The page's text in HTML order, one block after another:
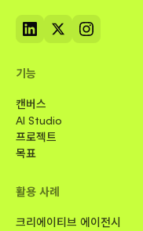
기능
캔버스
AI Studio
프로젝트
목표
활용 사례
크리에이티브 에이전시